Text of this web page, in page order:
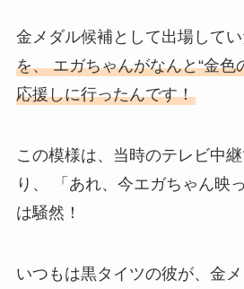
金メダル候補として出場してい
を、 エガちゃんがなんと“金色
応援しに行ったんです！
この模様は、当時のテレビ中
り、 「あれ、今エガちゃん映
は騒然！
いつもは黒タイツの彼が、金